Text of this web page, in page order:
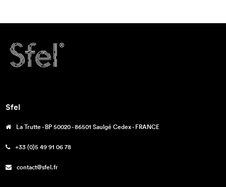
Sfel
La Trutte - BP 50020 - 86501 Saulgé Cedex - FRANCE
+33 (0)5 49 91 06 78
contact@sfel.fr